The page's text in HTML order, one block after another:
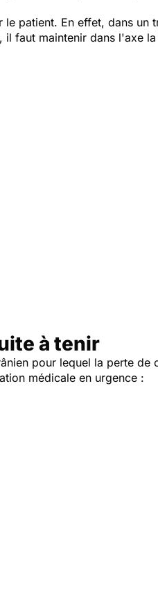
patient. En effet, dans un
faut maintenir dans l'axe
à tenir
pour lequel la perte de
médicale en urgence :